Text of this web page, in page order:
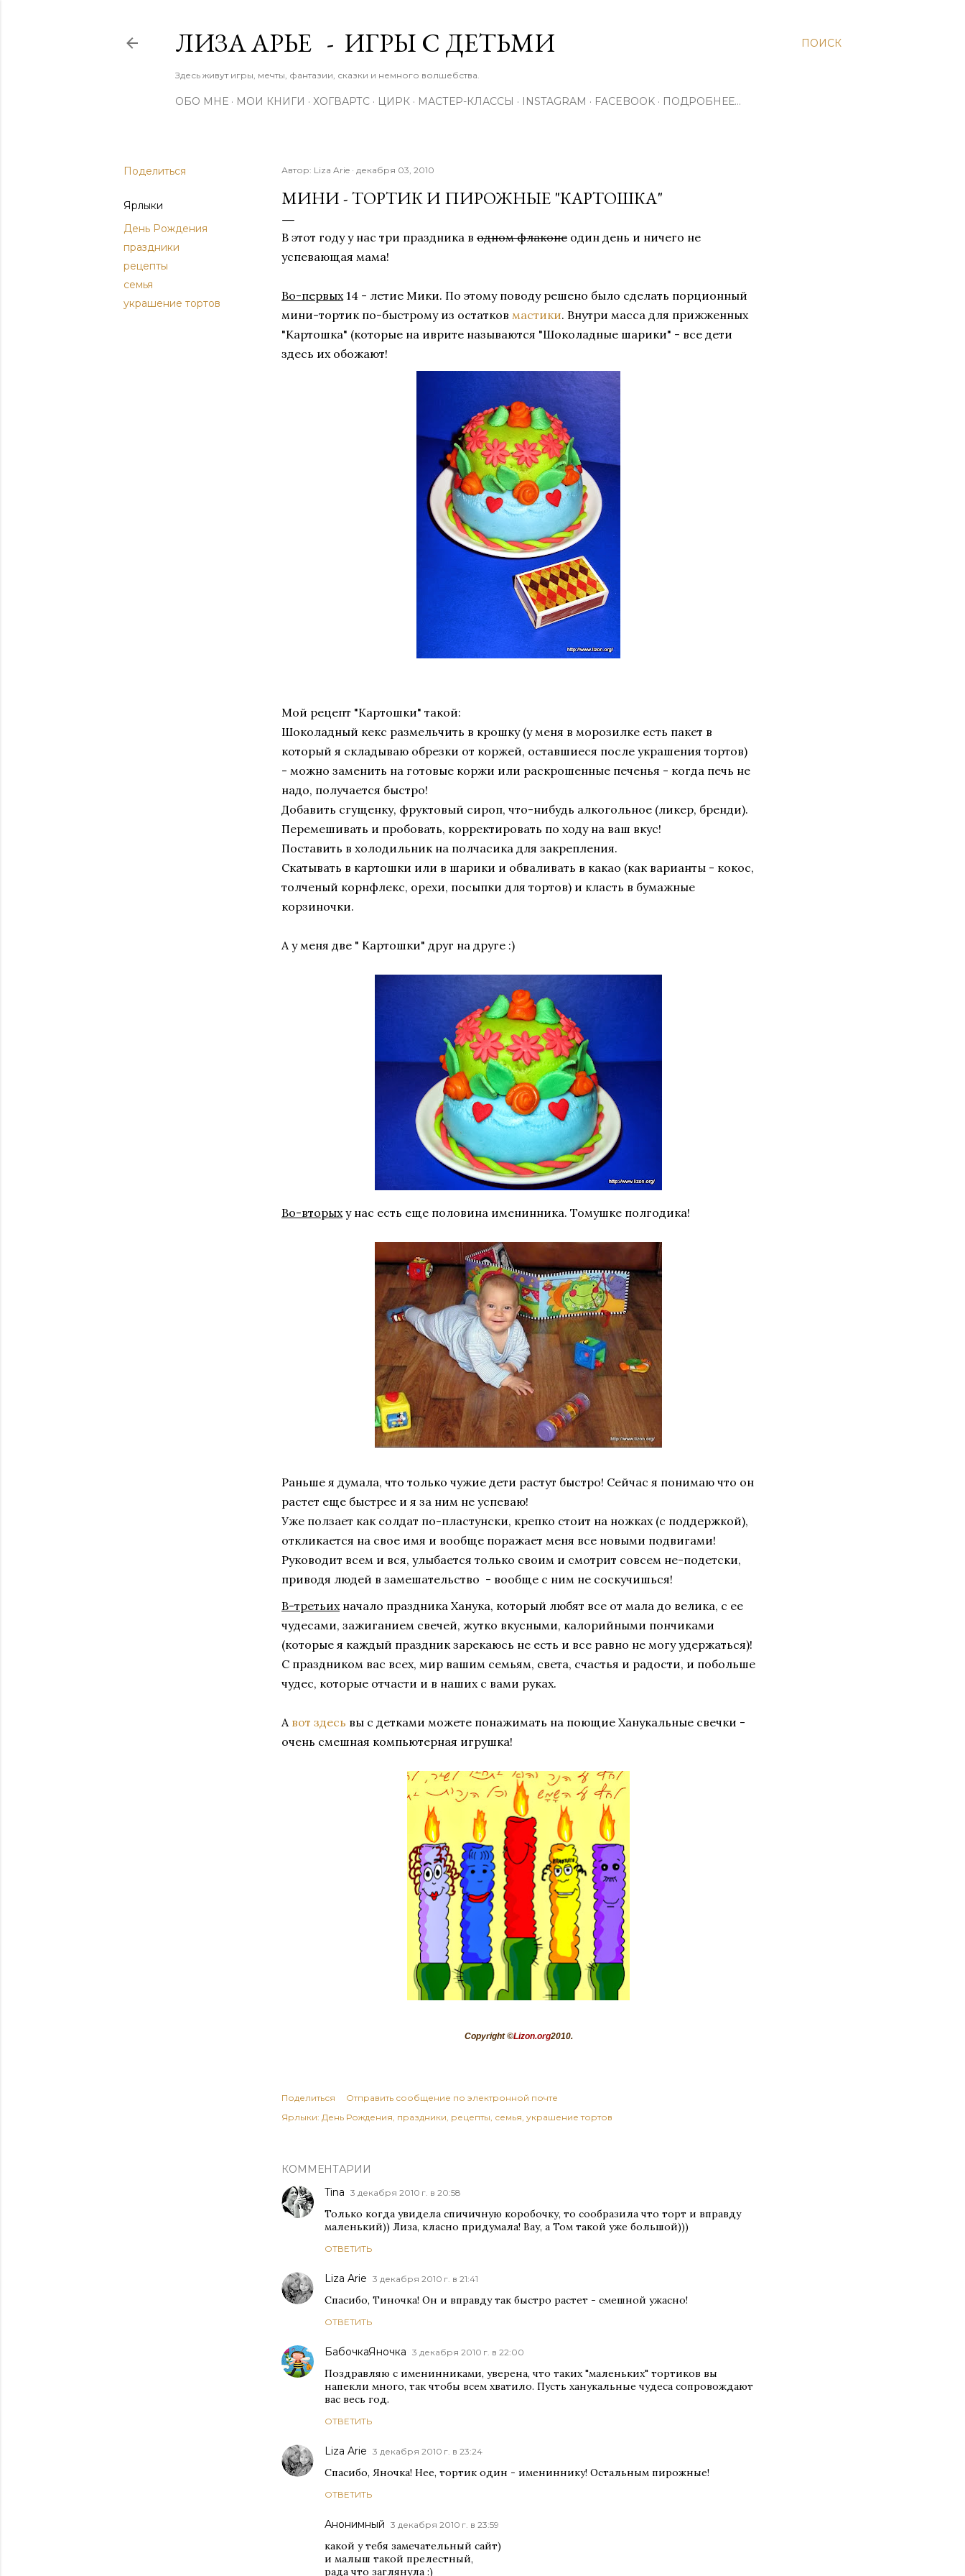
ПОИСК
ЛИЗА АРЬЕ - ИГРЫ С ДЕТЬМИ
Здесь живут игры, мечты, фантазии, сказки и немного волшебства.
ОБО МНЕ МОИ КНИГИ ХОГВАРТС ЦИРК МАСТЕР-КЛАССЫ INSTAGRAM FACEBOOK ПОДРОБНЕЕ…
Поделиться
Ярлыки
День Рождения
праздники
рецепты
семья
украшение тортов
Автор: Liza Arie декабря 03, 2010
МИНИ - ТОРТИК И ПИРОЖНЫЕ "КАРТОШКА"
В этот году у нас три праздника в одном флаконе один день и ничего не
успевающая мама!
Во-первых14 - летие Мики. По этому поводу решено было сделать порционный
мини-тортик по-быстрому из остатков мастики. Внутри масса для прижженных
"Картошка" (которые на иврите называются "Шоколадные шарики" - все дети
здесь их обожают!
Мой рецепт "Картошки" такой:
Шоколадный кекс размельчить в крошку (у меня в морозилке есть пакет в
который я складываю обрезки от коржей, оставшиеся после украшения тортов)
- можно заменить на готовые коржи или раскрошенные печенья - когда печь не
надо, получается быстро!
Добавить сгущенку, фруктовый сироп, что-нибудь алкогольное (ликер, бренди).
Перемешивать и пробовать, корректировать по ходу на ваш вкус!
Поставить в холодильник на полчасика для закрепления.
Скатывать в картошки или в шарики и обваливать в какао (как варианты - кокос,
толченый корнфлекс, орехи, посыпки для тортов) и класть в бумажные
корзиночки.
А у меня две " Картошки" друг на друге :)
Во-вторыху нас есть еще половина именинника. Томушке полгодика!
Раньше я думала, что только чужие дети растут быстро! Сейчас я понимаю что он
растет еще быстрее и я за ним не успеваю!
Уже ползает как солдат по-пластунски, крепко стоит на ножках (с поддержкой),
откликается на свое имя и вообще поражает меня все новыми подвигами!
Руководит всем и вся, улыбается только своим и смотрит совсем не-подетски,
приводя людей в замешательство - вообще с ним не соскучишься!
В-третьихначало праздника Ханука, который любят все от мала до велика, с ее
чудесами, зажиганием свечей, жутко вкусными, калорийными пончиками
(которые я каждый праздник зарекаюсь не есть и все равно не могу удержаться)!
С праздником вас всех, мир вашим семьям, света, счастья и радости, и побольше
чудес, которые отчасти и в наших с вами руках.
А вот здесь вы с детками можете понажимать на поющие Ханукальные свечки -
очень смешная компьютерная игрушка!
Copyright ©Lizon.org2010.
Поделиться
Отправить сообщение по электронной почте
Ярлыки: День Рождения праздники рецепты семья украшение тортов
КОММЕНТАРИИ
Tina 3 декабря 2010 г. в 20:58
Только когда увидела спичичную коробочку, то сообразила что торт и вправду
маленький)) Лиза, класно придумала! Вау, а Том такой уже большой)))
ОТВЕТИТЬ
Liza Arie 3 декабря 2010 г. в 21:41
Спасибо, Тиночка! Он и вправду так быстро растет - смешной ужасно!
ОТВЕТИТЬ
БабочкаЯночка 3 декабря 2010 г. в 22:00
Поздравляю с именинниками, уверена, что таких "маленьких" тортиков вы
напекли много, так чтобы всем хватило. Пусть ханукальные чудеса сопровождают
вас весь год.
ОТВЕТИТЬ
Liza Arie 3 декабря 2010 г. в 23:24
Спасибо, Яночка! Нее, тортик один - имениннику! Остальным пирожные!
ОТВЕТИТЬ
Анонимный 3 декабря 2010 г. в 23:59
какой у тебя замечательный сайт)
и малыш такой прелестный,
рада что заглянула :)